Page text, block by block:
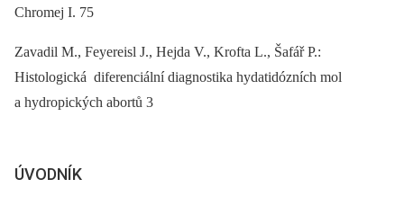
Chromej I. 75
Zavadil M., Feyereisl J., Hejda V., Krofta L., Šafář P.:
Histologická diferenciální diagnostika hydatidózních mol
a hydropických abortů 3
ÚVODNÍK